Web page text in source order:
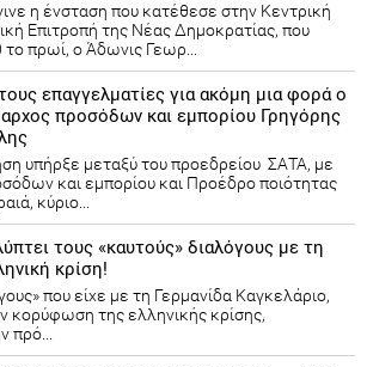
η ένσταση που κατέθεσε στην Κεντρική
Επιτροπή της Νέας Δημοκρατίας, που
το πρωί, ο Άδωνις Γεωρ...
επαγγελματίες για ακόμη μια φορά ο
προσόδων και εμπορίου Γρηγόρης
υπήρξε μεταξύ του προεδρείου ΣΑΤΑ, με
και εμπορίου και Προέδρο ποιότητας
κύριο...
τους «καυτούς» διαλόγους με τη
κρίση!
που είχε με τη Γερμανίδα Καγκελάριο,
κορύφωση της ελληνικής κρίσης,
πρό...